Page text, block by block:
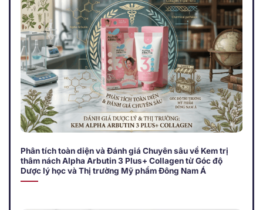
Phân tích toàn diện và Đánh giá Chuyên sâu về Kem trị
thâm nách Alpha Arbutin 3 Plus+ Collagen từ Góc độ
Dược lý học và Thị trường Mỹ phẩm Đông Nam Á